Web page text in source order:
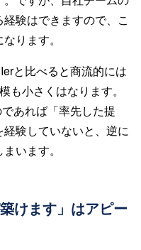
験はできますので、こ
ります。
と比べると商流的には
も小さくはなります。
あれば「率先した提
験していないと、逆に
います。
けます」はアピー